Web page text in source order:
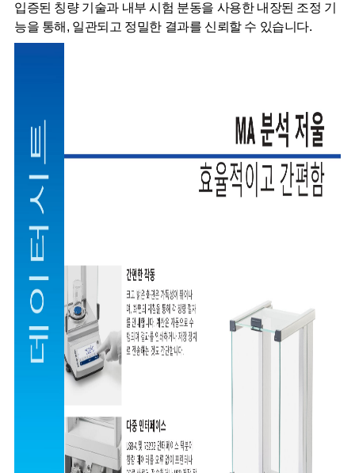
입증된 칭량 기술과 내부 시험 분동을 사용한 내장된 조정 기
능을 통해, 일관되고 정밀한 결과를 신뢰할 수 있습니다.